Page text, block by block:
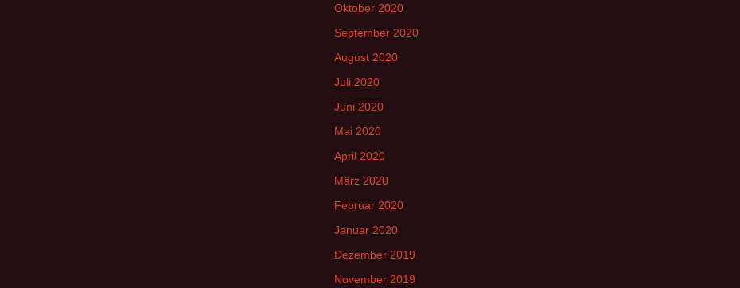
Oktober 2020
September 2020
August 2020
Juli 2020
Juni 2020
Mai 2020
April 2020
März 2020
Februar 2020
Januar 2020
Dezember 2019
November 2019